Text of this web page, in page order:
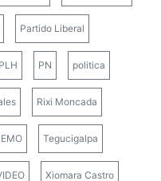
Partido Liberal
PLH PN politica
Rixi Moncada
Tegucigalpa
Xiomara Castro